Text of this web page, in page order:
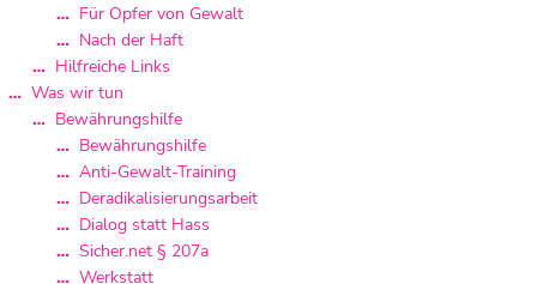
Für Opfer von Gewalt
Nach der Haft
Hilfreiche Links
Was wir tun
Bewährungshilfe
Bewährungshilfe
Anti-Gewalt-Training
Deradikalisierungsarbeit
Dialog statt Hass
Sicher.net § 207a
Werkstatt